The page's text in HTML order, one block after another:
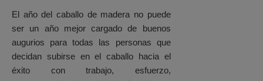
El año del caballo de madera no puede
ser un año mejor cargado de buenos
augurios para todas las personas que
decidan subirse en el caballo hacia el
éxito con trabajo, esfuerzo,